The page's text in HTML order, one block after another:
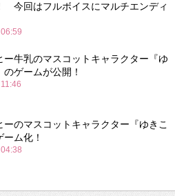
今回はフルボイスにマルチエンディ
ー牛乳のマスコットキャラクター『ゆ
のゲームが公開！
ーのマスコットキャラクター『ゆきこ
ム化！